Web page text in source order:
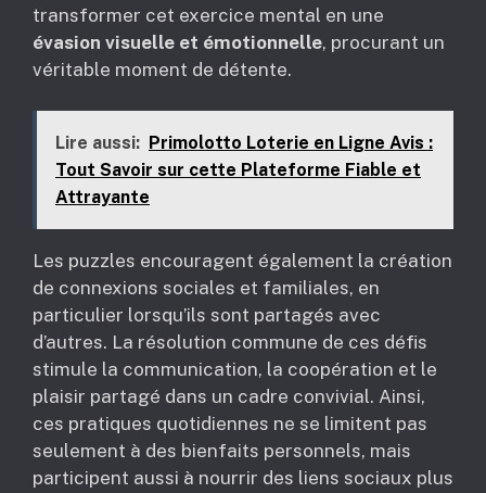
transformer cet exercice mental en une
évasion visuelle et émotionnelle, procurant un
véritable moment de détente.
Lire aussi: Primolotto Loterie en Ligne Avis :
Tout Savoir sur cette Plateforme Fiable et
Attrayante
Les puzzles encouragent également la création
de connexions sociales et familiales, en
particulier lorsqu’ils sont partagés avec
d’autres. La résolution commune de ces défis
stimule la communication, la coopération et le
plaisir partagé dans un cadre convivial. Ainsi,
ces pratiques quotidiennes ne se limitent pas
seulement à des bienfaits personnels, mais
participent aussi à nourrir des liens sociaux plus